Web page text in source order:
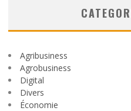
Agribusiness
Agrobusiness
Digital
Divers
Économie